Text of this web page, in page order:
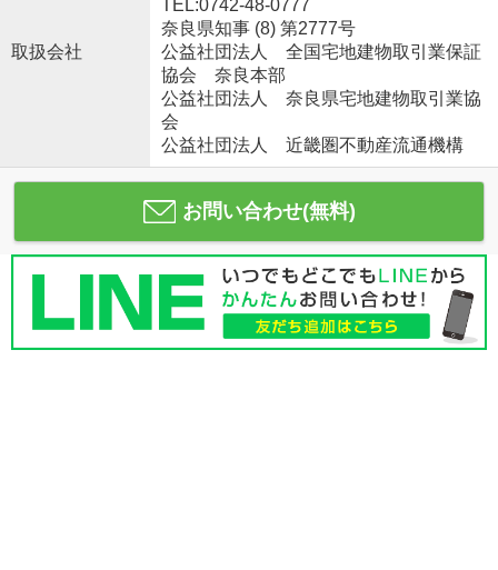
取扱会社
TEL:0742-48-0777
奈良県知事 (8) 第2777号
公益社団法人 全国宅地建物取引業保証
協会 奈良本部
公益社団法人 奈良県宅地建物取引業協
会
公益社団法人 近畿圏不動産流通機構
お問い合わせ(無料)